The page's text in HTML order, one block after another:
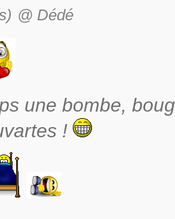
@ Dédé
une bombe,
!